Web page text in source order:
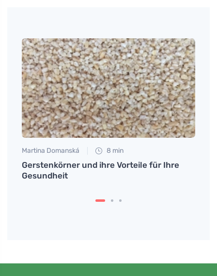
Martina Domanská 8 min
Gerstenkörner und ihre Vorteile für Ihre
Gesundheit